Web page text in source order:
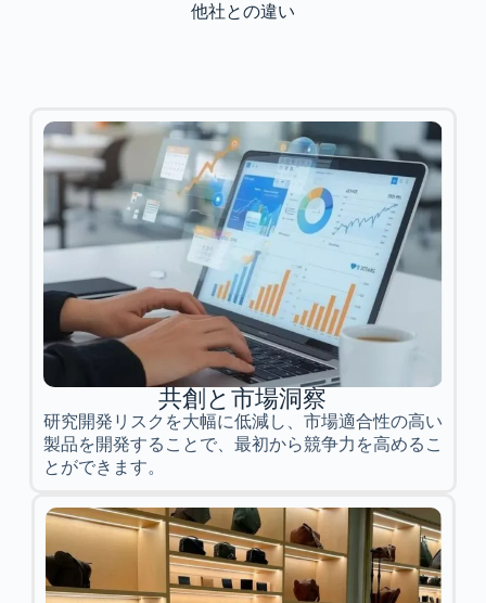
他社との違い
共創と市場洞察
研究開発リスクを大幅に低減し、市場適合性の高い
製品を開発することで、最初から競争力を高めるこ
とができます。